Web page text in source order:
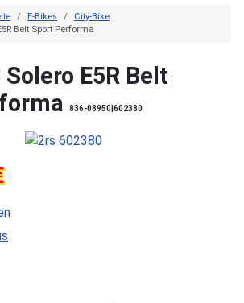
E-Bikes
City-Bike
Belt Sport Performa
Solero E5R Belt
836-08950|602380